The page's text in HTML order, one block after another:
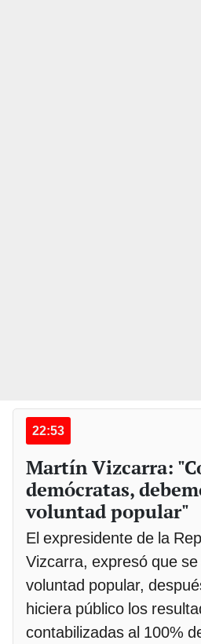
22:53
Martín Vizcarra:
demócratas,
voluntad popular"
El expresidente de la
Vizcarra, expresó que
voluntad popular,
hiciera público los
contabilizadas al 100%